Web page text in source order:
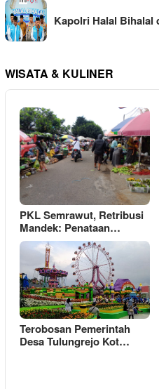
Kapolri Halal Bihalal
WISATA & KULINER
PKL Semrawut, Retribusi
Mandek: Penataan…
Terobosan Pemerintah
Desa Tulungrejo Kot…